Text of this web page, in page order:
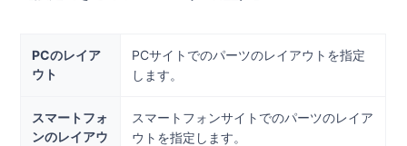
PCのレイア
ウト
PCサイトでのパーツのレイアウトを指定
します。
スマートフォ
ンのレイアウ
スマートフォンサイトでのパーツのレイア
ウトを指定します。